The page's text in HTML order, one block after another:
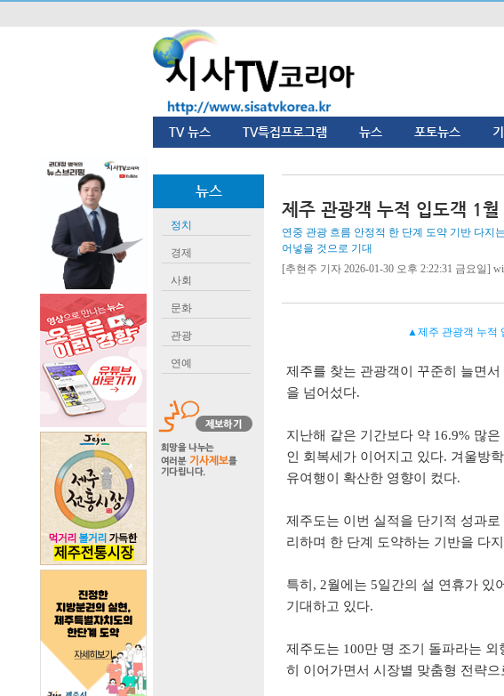
TV 뉴스 TV특집프로그램 뉴스 포토뉴스
뉴스
정치
경제
사회
문화
관광
연예
제주 관광객 누적 입도객 1
연중 관광 흐름 안정적 한 단계 도약 기반 다지
어넣을 것으로 기대
[추현주 기자 2026-01-30 오후 2:22:31 금요일]
▲제주 관광객 누적
제주를 찾는 관광객이 꾸준히 늘면서
을 넘어섰다.
지난해 같은 기간보다 약 16.9% 많은
인 회복세가 이어지고 있다. 겨울방
유여행이 확산한 영향이 컸다.
제주도는 이번 실적을 단기적 성과로
리하며 한 단계 도약하는 기반을 다
특히 , 2월에는 5일간의 설 연휴가 있
기대하고 있다.
제주도는 100만 명 조기 돌파라는
히 이어가면서 시장별 맞춤형 전략으